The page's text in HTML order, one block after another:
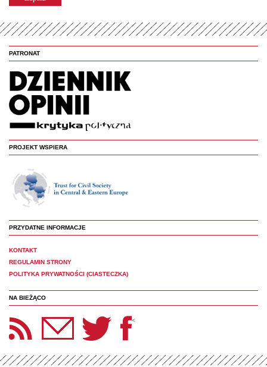
PATRONAT
PROJEKT WSPIERA
PRZYDATNE INFORMACJE
KONTAKT
REGULAMIN STRONY
POLITYKA PRYWATNOŚCI (CIASTECZKA)
NA BIEŻĄCO
Panoptyka Facebook <